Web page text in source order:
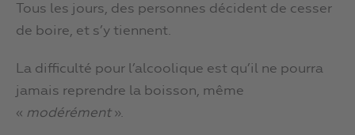
Tous les jours, des personnes décident de cesser
de boire, et s’y tiennent.
La difficulté pour l’alcoolique est qu’il ne pourra
jamais reprendre la boisson, même
« modérément».